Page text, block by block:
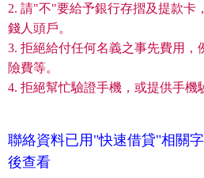
2. 請"不"要給予銀行存摺及提款卡
錢人頭戶。
3. 拒絕給付任何名義之事先費用，
險費等。
4. 拒絕幫忙驗證手機，或提供手機
聯絡資料已用"快速借貸"相關
後查看